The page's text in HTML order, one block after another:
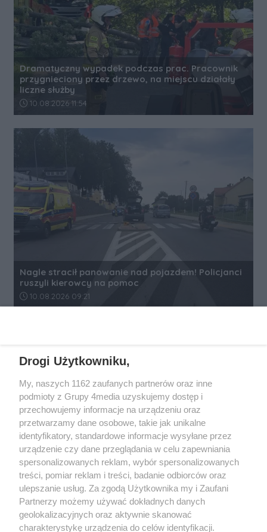
Dramatyczny wypadek podczas prac. Pracownik
przygnieciony przez drzewo, na miejscu działały
liczne służby
Data dodania artykułu:
10.08.2026 11:54
Nagle stracił panowanie nad pojazdem! Policjanci
ruszyli kierowcy na pomoc
Data dodania artykułu:
10.08.2026 09:21
Wydawcą rzeszow-info.pljest:
FUNDACJA MEDIÓW NIEZALEŻNYCH LIBERTAS
ul. Kopernika 10, 35-002 Rzeszów
e-mail:redakcja@rzeszow-info.pl
Drogi Użytkowniku,
My, naszych 1162 zaufanych partnerów oraz inne
podmioty z Grupy 4media uzyskujemy dostęp i
przechowujemy informacje na urządzeniu oraz
przetwarzamy dane osobowe, takie jak unikalne
identyfikatory, standardowe informacje wysyłane przez
urządzenie czy dane przeglądania w celu zapewniania
spersonalizowanych reklam, wybór spersonalizowanych
treści, pomiar reklam i treści, badanie odbiorców oraz
ulepszanie usług. Za zgodą Użytkownika my i Zaufani
Partnerzy możemy używać dokładnych danych
geolokalizacyjnych oraz aktywnie skanować
charakterystykę urządzenia do celów identyfikacji.